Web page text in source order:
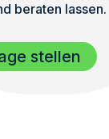
beraten lassen.
stellen